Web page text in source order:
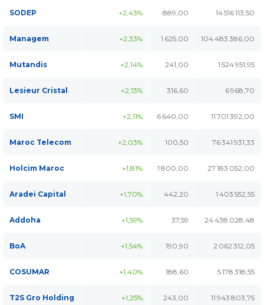
SODEP +2,43% 889,00 14 516 113,50
Managem +2,33% 1 625,00 104 483 386,00
Mutandis +2,14% 241,00 1 524 951,95
Lesieur Cristal +2,13% 316,60 6 968,70
SMI +2,11% 6 640,00 11 701 392,00
Maroc Telecom +2,03% 100,50 76 341 931,33
Holcim Maroc +1,81% 1 800,00 27 183 052,00
Aradei Capital +1,70% 442,20 1 403 552,55
Addoha +1,59% 37,59 24 438 028,48
BoA +1,54% 190,90 2 062 312,05
COSUMAR +1,40% 188,60 5 178 318,55
T2S Gro Holding +1,25% 243,00 11 943 803,75